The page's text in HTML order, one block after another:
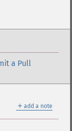
a Pull
＋ add a note